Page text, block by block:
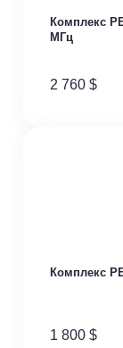
Комплекс
МГц
2 760 $
Комплекс
1 800 $